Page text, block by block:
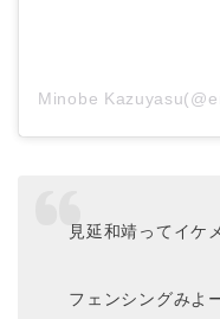
Minobe
見延和靖ってイケ
フェンシングみよ